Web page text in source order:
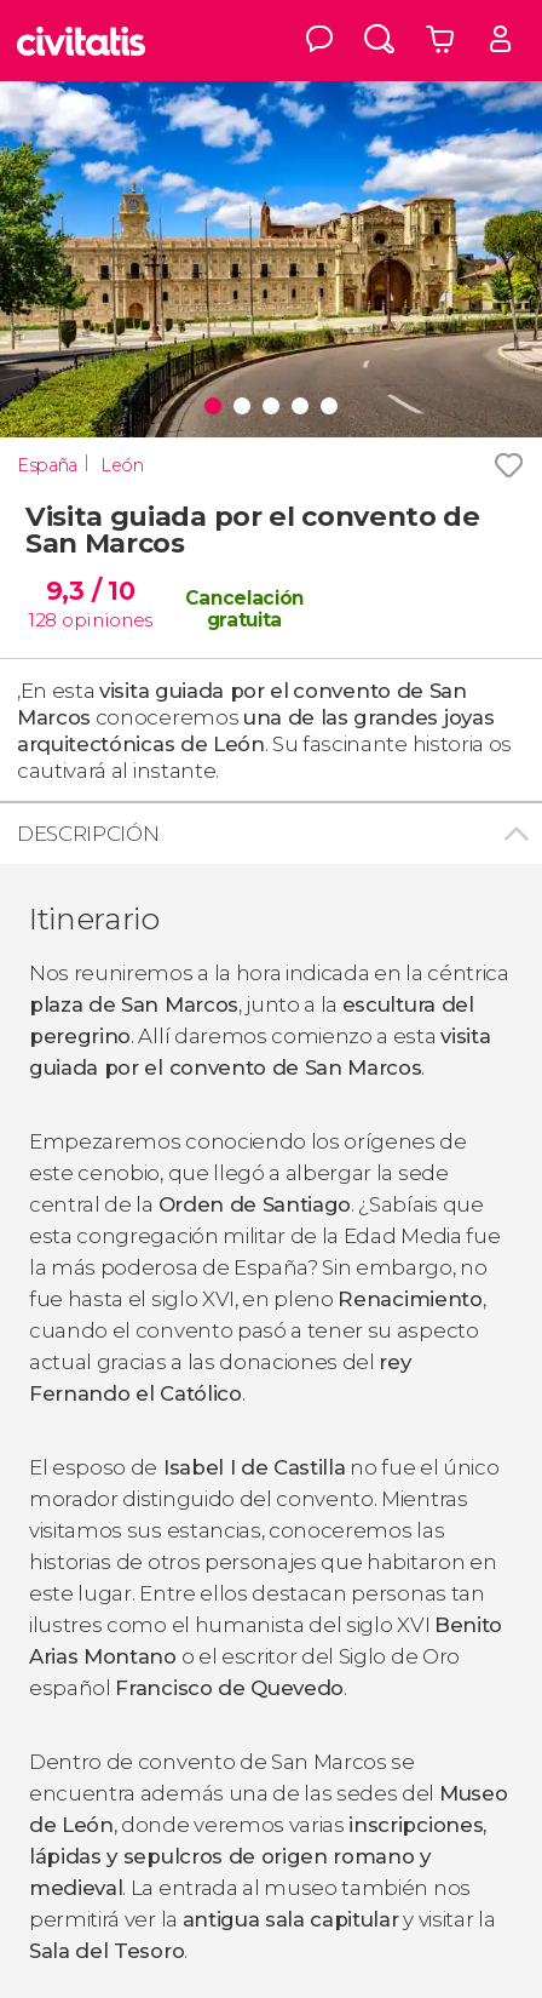
España León
Visita guiada por el convento de
San Marcos
9,3 / 10
128 opiniones
Cancelación
gratuita
,En estavisita guiada por el convento de San
Marcos conoceremos una de las grandes joyas
arquitectónicas de León. Su fascinante historia os
cautivará al instante.
DESCRIPCIÓN
Itinerario
Nos reuniremos a la hora indicada en la céntrica
plaza de San Marcos, junto a la escultura del
peregrino. Allí daremos comienzo a estavisita
guiada por el convento de San Marcos.
Empezaremos conociendo los orígenes de
este cenobio, que llegó a albergar la sede
central de la Orden de Santiago. ¿Sabíais que
esta congregación militar de la Edad Media fue
la más poderosa de España? Sin embargo, no
fue hasta el siglo XVI, en pleno Renacimiento,
cuando el convento pasó a tener su aspecto
actual gracias a las donaciones del rey
Fernando el Católico.
El esposo de Isabel I de Castilla no fue el único
morador distinguido del convento. Mientras
visitamos sus estancias, conoceremos las
historias de otros personajes que habitaron en
este lugar. Entre ellos destacan personas tan
ilustres como el humanista del siglo XVI Benito
Arias Montano o el escritor del Siglo de Oro
español Francisco de Quevedo.
Dentro de convento de San Marcos se
encuentra además una de las sedes del Museo
de León, donde veremos varias inscripciones,
lápidas y sepulcros de origen romano y
medieval. La entrada al museo también nos
permitirá ver la antigua sala capitulary visitar la
Sala del Tesoro.